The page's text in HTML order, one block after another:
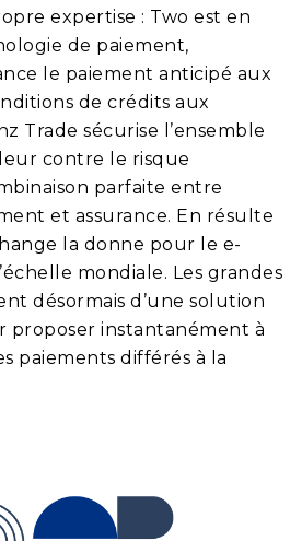
expertise : Two est en
de paiement,
le paiement anticipé aux
de crédits aux
Trade sécurise l’ensemble
contre le risque
parfaite entre
et assurance. En résulte
la donne pour le e-
mondiale. Les grandes
désormais d’une solution
instantanément à
paiements différés à la